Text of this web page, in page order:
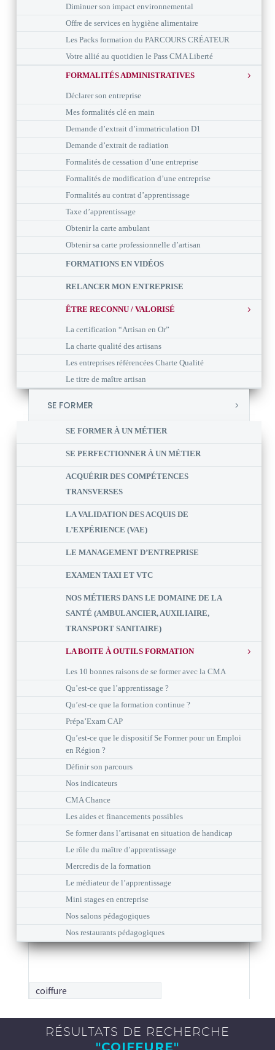
Diminuer son impact environnemental
Offre de services en hygiène alimentaire
Les Packs formation du PARCOURS CRÉATEUR
Votre allié au quotidien le Pass CMA Liberté
FORMALITÉS ADMINISTRATIVES
Déclarer son entreprise
Mes formalités clé en main
Demande d’extrait d’immatriculation D1
Demande d’extrait de radiation
Formalités de cessation d’une entreprise
Formalités de modification d’une entreprise
Formalités au contrat d’apprentissage
Taxe d’apprentissage
Obtenir la carte ambulant
Obtenir sa carte professionnelle d’artisan
FORMATIONS EN VIDÉOS
RELANCER MON ENTREPRISE
ÊTRE RECONNU / VALORISÉ
La certification “Artisan en Or”
La charte qualité des artisans
Les entreprises référencées Charte Qualité
Le titre de maître artisan
SE FORMER
SE FORMER À UN MÉTIER
SE PERFECTIONNER À UN MÉTIER
ACQUÉRIR DES COMPÉTENCES
TRANSVERSES
LA VALIDATION DES ACQUIS DE
L’EXPÉRIENCE (VAE)
LE MANAGEMENT D’ENTREPRISE
EXAMEN TAXI ET VTC
NOS MÉTIERS DANS LE DOMAINE DE LA
SANTÉ (AMBULANCIER, AUXILIAIRE,
TRANSPORT SANITAIRE)
LA BOITE À OUTILS FORMATION
Les 10 bonnes raisons de se former avec la CMA
Qu’est-ce que l’apprentissage ?
Qu’est-ce que la formation continue ?
Prépa’Exam CAP
Qu’est-ce que le dispositif Se Former pour un Emploi
en Région ?
Définir son parcours
Nos indicateurs
CMA Chance
Les aides et financements possibles
Se former dans l’artisanat en situation de handicap
Le rôle du maître d’apprentissage
Mercredis de la formation
Le médiateur de l’apprentissage
Mini stages en entreprise
Nos salons pédagogiques
Nos restaurants pédagogiques
RÉSULTATS DE RECHERCHE
"COIFFURE"